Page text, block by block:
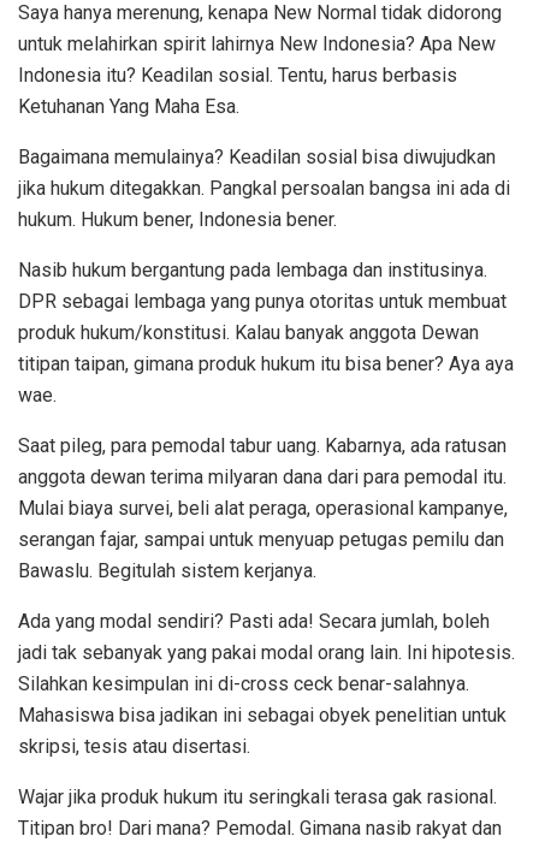
Saya hanya merenung, kenapa New Normal tidak didorong
untuk melahirkan spirit lahirnya New Indonesia? Apa New
Indonesia itu? Keadilan sosial. Tentu, harus berbasis
Ketuhanan Yang Maha Esa.
Bagaimana memulainya? Keadilan sosial bisa diwujudkan
jika hukum ditegakkan. Pangkal persoalan bangsa ini ada di
hukum. Hukum bener, Indonesia bener.
Nasib hukum bergantung pada lembaga dan institusinya.
DPR sebagai lembaga yang punya otoritas untuk membuat
produk hukum/konstitusi. Kalau banyak anggota Dewan
titipan taipan, gimana produk hukum itu bisa bener? Aya aya
wae.
Saat pileg, para pemodal tabur uang. Kabarnya, ada ratusan
anggota dewan terima milyaran dana dari para pemodal itu.
Mulai biaya survei, beli alat peraga, operasional kampanye,
serangan fajar, sampai untuk menyuap petugas pemilu dan
Bawaslu. Begitulah sistem kerjanya.
Ada yang modal sendiri? Pasti ada! Secara jumlah, boleh
jadi tak sebanyak yang pakai modal orang lain. Ini hipotesis.
Silahkan kesimpulan ini di-cross ceck benar-salahnya.
Mahasiswa bisa jadikan ini sebagai obyek penelitian untuk
skripsi, tesis atau disertasi.
Wajar jika produk hukum itu seringkali terasa gak rasional.
Titipan bro! Dari mana? Pemodal. Gimana nasib rakyat dan